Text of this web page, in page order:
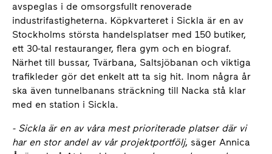
avspeglas i de omsorgsfullt renoverade
industrifastigheterna. Köpkvarteret i Sickla är en av
Stockholms största handelsplatser med 150 butiker,
ett 30-tal restauranger, flera gym och en biograf.
Närhet till bussar, Tvärbana, Saltsjöbanan och viktiga
trafikleder gör det enkelt att ta sig hit. Inom några år
ska även tunnelbanans sträckning till Nacka stå klar
med en station i Sickla.
- Sickla är en av våra mest prioriterade platser där vi
har en stor andel av vår projektportfölj, säger Annica